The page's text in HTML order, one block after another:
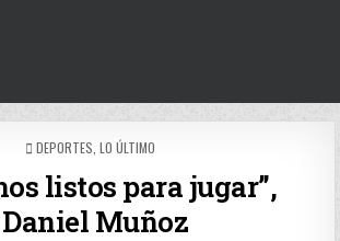
POSTED
DEPORTES LO ÚLTIMO
listos para jugar”,
Daniel Muñoz